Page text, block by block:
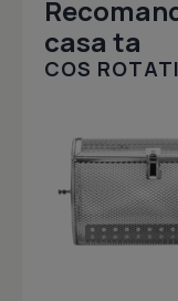
casa ta
COS